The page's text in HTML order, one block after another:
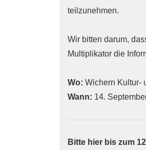
teilzunehmen.
Wir bitten darum,
Multiplikator die
Wo: Wichern Kultur-
Wann: 14.
Bitte hier bis zum